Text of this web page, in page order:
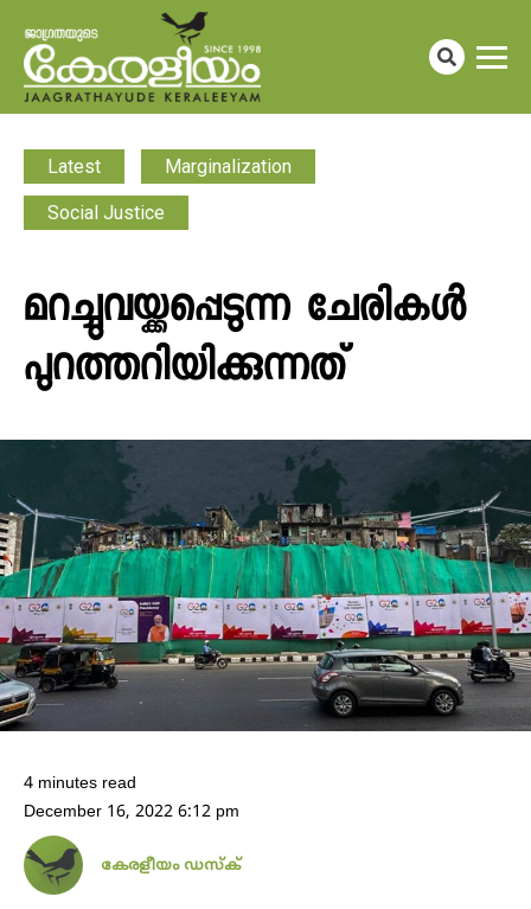
Latest Marginalization
Social Justice
മറച്ചുവയ്ക്കപ്പെടുന്ന ചേരികൾ
പുറത്തറിയിക്കുന്നത്
4 minutes read
December 16, 2022 6:12 pm
കേരളീയം ഡസ്ക്